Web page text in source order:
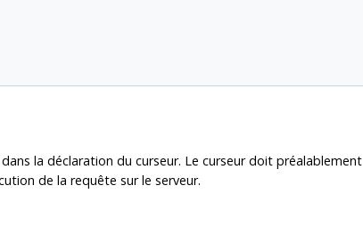
la déclaration du curseur. Le curseur doit préalablement
de la requête sur le serveur.